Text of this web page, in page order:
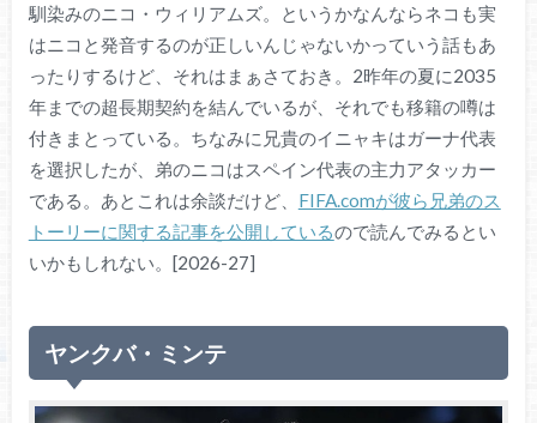
馴染みのニコ・ウィリアムズ。というかなんならネコも実
はニコと発音するのが正しいんじゃないかっていう話もあ
ったりするけど、それはまぁさておき。2昨年の夏に2035
年までの超長期契約を結んでいるが、それでも移籍の噂は
付きまとっている。ちなみに兄貴のイニャキはガーナ代表
を選択したが、弟のニコはスペイン代表の主力アタッカー
である。あとこれは余談だけど、 FIFA.comが彼ら兄弟のス
トーリーに関する記事を公開しているので読んでみるとい
いかもしれない。[2026-27]
ヤンクバ・ミンテ